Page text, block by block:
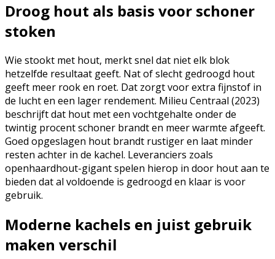
Droog hout als basis voor schoner
stoken
Wie stookt met hout, merkt snel dat niet elk blok
hetzelfde resultaat geeft. Nat of slecht gedroogd hout
geeft meer rook en roet. Dat zorgt voor extra fijnstof in
de lucht en een lager rendement. Milieu Centraal (2023)
beschrijft dat hout met een vochtgehalte onder de
twintig procent schoner brandt en meer warmte afgeeft.
Goed opgeslagen hout brandt rustiger en laat minder
resten achter in de kachel. Leveranciers zoals
openhaardhout-gigant spelen hierop in door hout aan te
bieden dat al voldoende is gedroogd en klaar is voor
gebruik.
Moderne kachels en juist gebruik
maken verschil